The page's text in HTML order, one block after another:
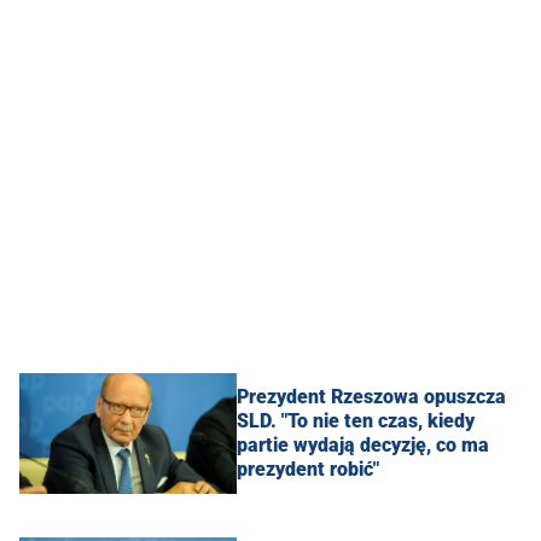
Prezydent Rzeszowa opuszcza
SLD. "To nie ten czas, kiedy
partie wydają decyzję, co ma
prezydent robić"